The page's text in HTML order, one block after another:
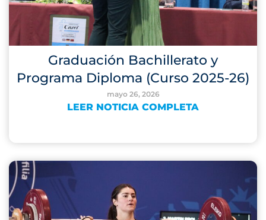
Graduación Bachillerato y
Programa Diploma (Curso 2025-26)
mayo 26, 2026
LEER NOTICIA COMPLETA